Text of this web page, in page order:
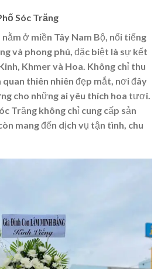
Sóc Trăng
ở miền Tây Nam Bộ, nổi tiếng
và phong phú, đặc biệt là sự kết
Khmer và Hoa. Không chỉ thu
thiên nhiên đẹp mắt, nơi đây
cho những ai yêu thích hoa tươi.
Trăng không chỉ cung cấp sản
mang đến dịch vụ tận tình, chu